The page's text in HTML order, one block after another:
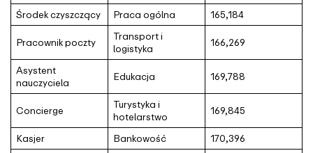
Środek czyszczący
Praca ogólna 165,184
Pracownik poczty
Transport i
logistyka
166,269
Asystent
nauczyciela
Edukacja 169,788
Concierge
Turystyka i
hotelarstwo
169,845
Kasjer Bankowość
170,396